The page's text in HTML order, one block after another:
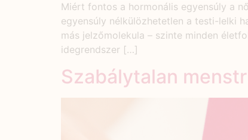
Miért fontos a hormonális egyensúly a
egyensúly nélkülözhetetlen a testi-lelki
más jelzőmolekula – szinte minden
idegrendszer […]
Szabálytalan